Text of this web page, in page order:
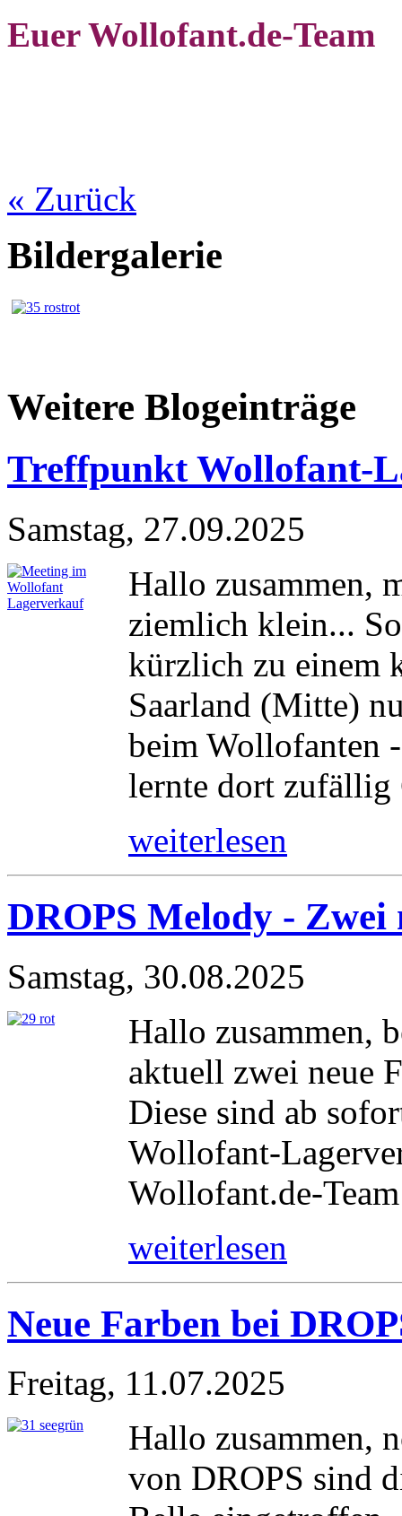
Euer Wollofant.de-Team
« Zurück
Bildergalerie
Weitere Blogeinträge
Treffpunkt Wollofant-
Samstag, 27.09.2025
Hallo zusammen,
ziemlich klein...
kürzlich zu einem
Saarland (Mitte)
beim Wollofanten
lernte dort zufällig
weiterlesen
DROPS Melody - Zwei
Samstag, 30.08.2025
Hallo zusammen,
aktuell zwei neue
Diese sind ab
Wollofant-
Wollofant.de-Team
weiterlesen
Neue Farben bei
Freitag, 11.07.2025
Hallo zusammen,
von DROPS sind